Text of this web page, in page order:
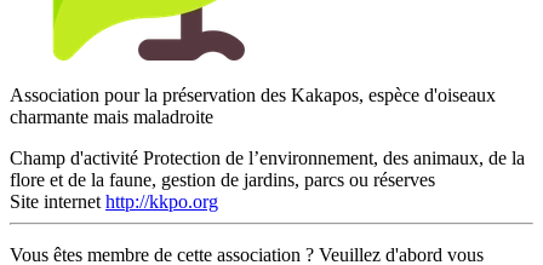
Association pour la préservation des Kakapos, espèce d'oiseaux
charmante mais maladroite
Champ d'activité Protection de l’environnement, des animaux, de la
flore et de la faune, gestion de jardins, parcs ou réserves
Site internet http://kkpo.org
Vous êtes membre de cette association ? Veuillez d'abord vous